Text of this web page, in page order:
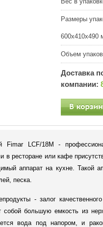
Размеры
600х410х490
Объем
Доставка
компании:
LCF/18M -
в ресторане или кафе
аппарат на кухне. Такой
песка.
- залог
собой большую емкость из
вода под напором, и